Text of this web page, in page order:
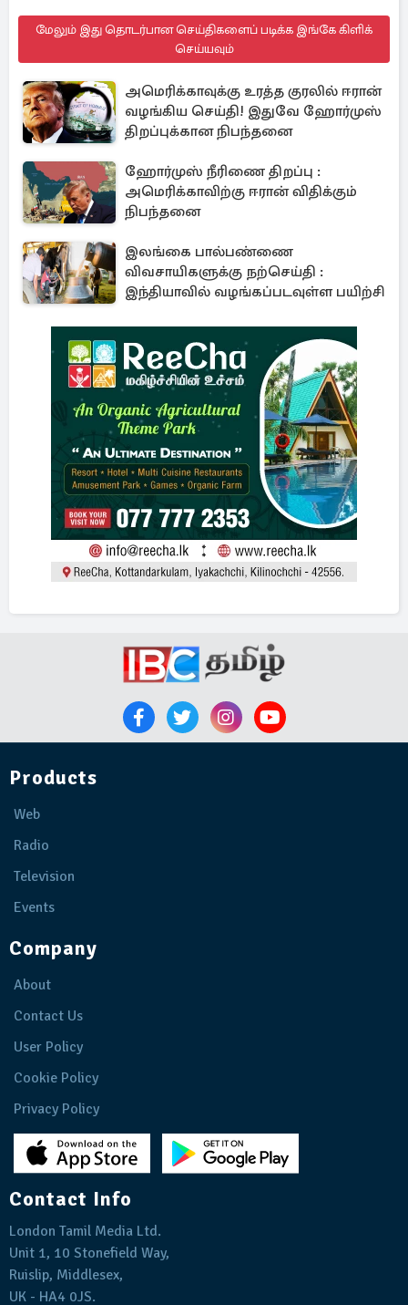
மேலும் இது தொடர்பான செய்திகளைப் படிக்க இங்கே கிளிக்
செய்யவும்
அமெரிக்காவுக்கு உரத்த குரலில் ஈரான்
வழங்கிய செய்தி! இதுவே ஹோர்முஸ்
திறப்புக்கான நிபந்தனை
ஹோர்முஸ் நீரிணை திறப்பு :
அமெரிக்காவிற்கு ஈரான் விதிக்கும்
நிபந்தனை
இலங்கை பால்பண்ணை
விவசாயிகளுக்கு நற்செய்தி :
இந்தியாவில் வழங்கப்படவுள்ள பயிற்சி
Products
Web
Radio
Television
Events
Company
About
Contact Us
User Policy
Cookie Policy
Privacy Policy
Contact Info
London Tamil Media Ltd.
Unit 1, 10 Stonefield Way,
Ruislip, Middlesex,
UK - HA4 0JS.